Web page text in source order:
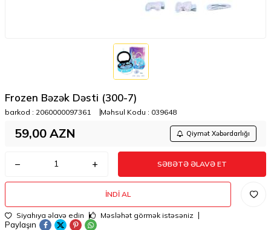
Frozen Bəzək Dəsti (300-7)
barkod : 2060000097361 Məhsul Kodu : 039648
59,00 AZN Qiymət Xəbərdarlığı
SƏBƏTƏ ƏLAVƏ ET
İNDI AL
Siyahıya əlavə edin Məsləhət görmək istəsəniz
Paylaşın